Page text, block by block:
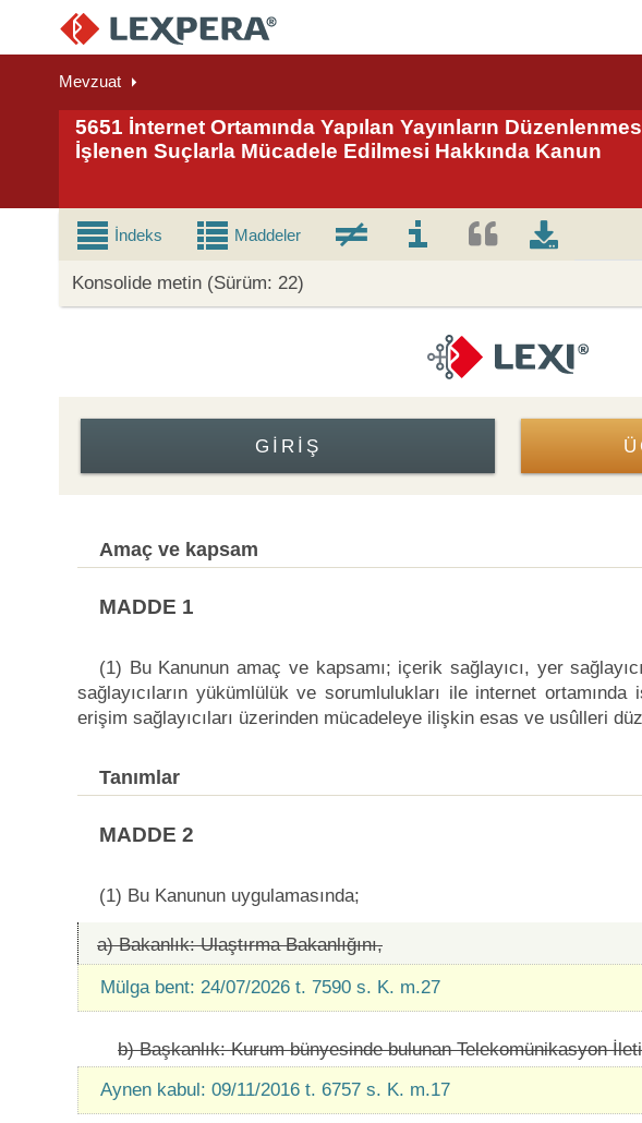
Mevzuat
5651 İnternet Ortamında Yapılan Yayınların
İşlenen Suçlarla Mücadele Edilmesi Hakkında Kanun
İndeks Maddeler
Konsolide metin (Sürüm: 22)
GIRIŞ
Amaç ve kapsam
MADDE 1
(1) Bu Kanunun amaç ve kapsamı; içerik sağlayıcı, yer
sağlayıcıların yükümlülük ve sorumlulukları ile internet
erişim sağlayıcıları üzerinden mücadeleye ilişkin esas ve usûlleri
Tanımlar
MADDE 2
(1) Bu Kanunun uygulamasında;
a) Bakanlık: Ulaştırma Bakanlığını,
Mülga bent: 24/07/2026 t. 7590 s. K. m.27
b) Başkanlık: Kurum bünyesinde bulunan Telekomünikasyon
Aynen kabul: 09/11/2016 t. 6757 s. K. m.17